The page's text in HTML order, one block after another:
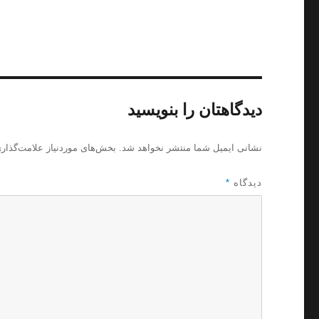
دیدگاهتان را بنویسید
نشانی ایمیل شما منتشر نخواهد شد. بخش‌های موردنیاز
دیدگاه *